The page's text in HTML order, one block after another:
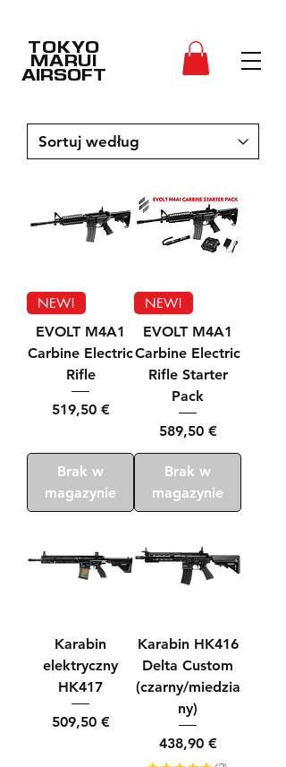
TOKYO
MARUI
AIRSOFT
NEW!
EVOLT M4A1
Carbine Electric
Rifle
Cena
519,50 €
Brak w
magazynie
NEW!
EVOLT M4A1
Carbine Electric
Rifle Starter
Pack
Cena
589,50 €
Brak w
magazynie
Karabin
elektryczny
HK417
Cena
509,50 €
Karabin HK416
Delta Custom
(czarny/miedzia
ny)
Cena
438,90 €